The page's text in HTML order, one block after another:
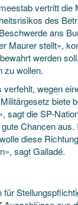
vertritt die
des
ans
Maurer stellt»,
werden
zu wollen.
wegen
biete
die SP-
Chancen
diese
sagt Galladé.